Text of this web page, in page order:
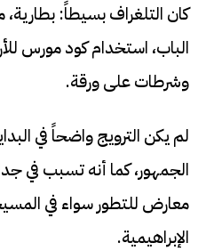
كان التلغراف بسيطاً:
الباب، استخدام كود مورس
وشرطات على ورقة.
لم يكن الترويج واضحاً في
الجمهور، كما أنه تسبب في
معارض للتطور سواء في
الإبراهيمية.